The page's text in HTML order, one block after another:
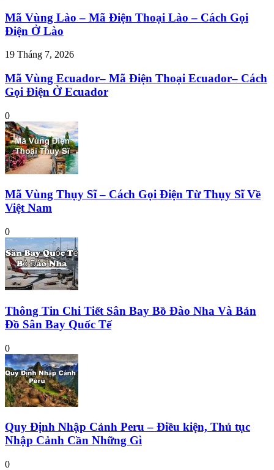
Mã Vùng Lào – Mã Điện Thoại Lào – Cách Gọi
Điện Ở Lào
19 Tháng 7, 2026
Mã Vùng Ecuador– Mã Điện Thoại Ecuador– Cách
Gọi Điện Ở Ecuador
0
Mã Vùng Thụy Sĩ – Cách Gọi Điện Từ Thụy Sĩ Về
Việt Nam
0
Thông Tin Chi Tiết Sân Bay Bồ Đào Nha Và Bản
Đồ Sân Bay Quốc Tế
0
Quy Định Nhập Cảnh Peru – Điều kiện, Thủ tục
Nhập Cảnh Cần Những Gì
0